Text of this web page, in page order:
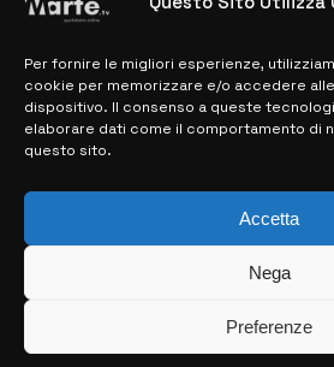
Per fornire le migliori esperienze,
cookie per memorizzare e/o accedere
dispositivo. Il consenso a queste
elaborare dati come il comportamento di
questo sito.
Accetta
Nega
Preferenze
MAPPA DEL SITO
> NOTIZIE
> EDIZIONI LOCALI